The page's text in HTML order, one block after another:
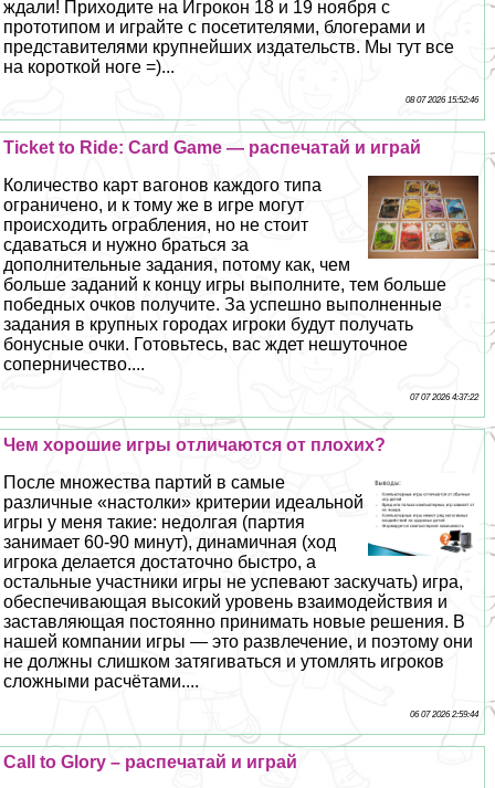
ждали! Приходите на Игрокон 18 и 19 ноября с
прототипом и играйте с посетителями, блогерами и
представителями крупнейших издательств. Мы тут все
на короткой ноге =)...
08 07 2026 15:52:46
Ticket to Ride: Card Game — распечатай и играй
Количество карт вагонов каждого типа
ограничено, и к тому же в игре могут
происходить ограбления, но не стоит
сдаваться и нужно браться за
дополнительные задания, потому как, чем
больше заданий к концу игры выполните, тем больше
победных очков получите. За успешно выполненные
задания в крупных городах игроки будут получать
бонусные очки. Готовьтесь, вас ждет нешуточное
соперничество....
07 07 2026 4:37:22
Чем хорошие игры отличаются от плохих?
После множества партий в самые
различные «настолки» критерии идеальной
игры у меня такие: недолгая (партия
занимает 60-90 минут), динамичная (ход
игрока делается достаточно быстро, а
остальные участники игры не успевают заскучать) игра,
обеспечивающая высокий уровень взаимодействия и
заставляющая постоянно принимать новые решения. В
нашей компании игры — это развлечение, и поэтому они
не должны слишком затягиваться и утомлять игроков
сложными расчётами....
06 07 2026 2:59:44
Call to Glory – распечатай и играй